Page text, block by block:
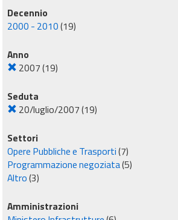
Decennio
2000 - 2010(19)
Anno
2007(19)
Seduta
20/luglio/2007(19)
Settori
Opere Pubbliche e Trasporti(7)
Programmazione negoziata(5)
Altro(3)
Amministrazioni